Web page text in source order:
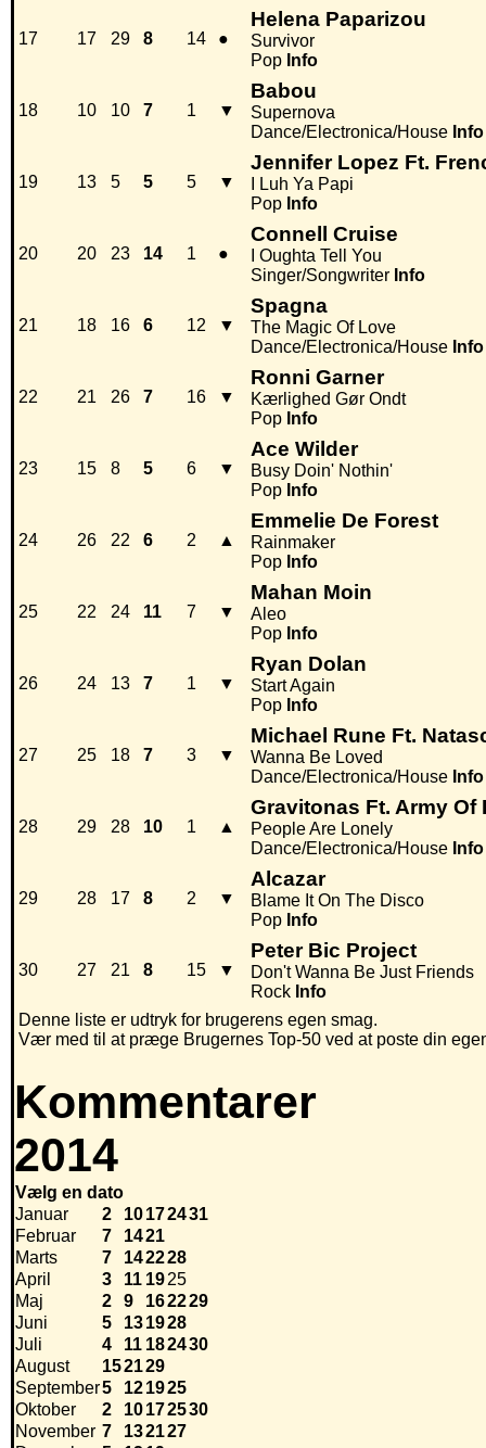
17 17 29 8 14 ●
Helena Paparizou
Survivor
Pop Info
18 10 10 7 1 ▼
Babou
Supernova
Dance/Electronica/House Info
19 13 5 5 5 ▼
Jennifer Lopez Ft.
I Luh Ya Papi
Pop Info
20 20 23 14 1 ●
Connell Cruise
I Oughta Tell You
Singer/Songwriter Info
21 18 16 6 12 ▼
Spagna
The Magic Of Love
Dance/Electronica/House Info
22 21 26 7 16 ▼
Ronni Garner
Kærlighed Gør Ondt
Pop Info
23 15 8 5 6 ▼
Ace Wilder
Busy Doin' Nothin'
Pop Info
24 26 22 6 2 ▲
Emmelie De Forest
Rainmaker
Pop Info
25 22 24 11 7 ▼
Mahan Moin
Aleo
Pop Info
26 24 13 7 1 ▼
Ryan Dolan
Start Again
Pop Info
27 25 18 7 3 ▼
Michael Rune Ft.
Wanna Be Loved
Dance/Electronica/House Info
28 29 28 10 1 ▲
Gravitonas Ft. Army Of
People Are Lonely
Dance/Electronica/House Info
29 28 17 8 2 ▼
Alcazar
Blame It On The Disco
Pop Info
30 27 21 8 15 ▼
Peter Bic Project
Don't Wanna Be Just Friends
Rock Info
Denne liste er udtryk for brugerens egen smag.
Vær med til at præge Brugernes Top-50 ved at poste din
Kommentarer
2014
Vælg en dato
Januar
2 10172431
Februar
7 1421
Marts
7 142228
April
3 11 1925
Maj
2 9 162229
Juni
5 131928
Juli
4 11 182430
August
152129
September5 121925
Oktober
2 10172530
November 7 132127